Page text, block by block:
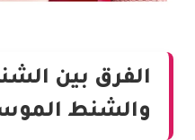
الفرق بين
والشنط